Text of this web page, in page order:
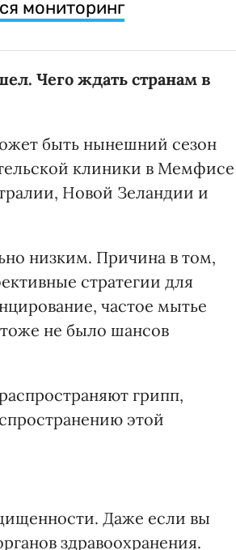
мониторинг
Чего ждать странам в
быть нынешний сезон
клиники в Мемфисе
Новой Зеландии и
низким. Причина в том,
стратегии для
частое мытье
не было шансов
грипп,
этой
Даже если вы
здравоохранения.